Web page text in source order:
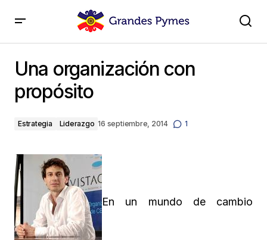
Una organización con
propósito
Estrategia Liderazgo 16 septiembre, 2014 1
En un mundo de cambio